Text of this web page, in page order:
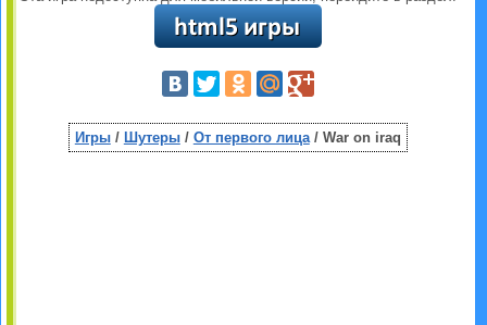
Игры/ Шутеры/ От первого лица/ War on iraq